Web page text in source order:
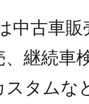
中古車販
、継続車
スタムな